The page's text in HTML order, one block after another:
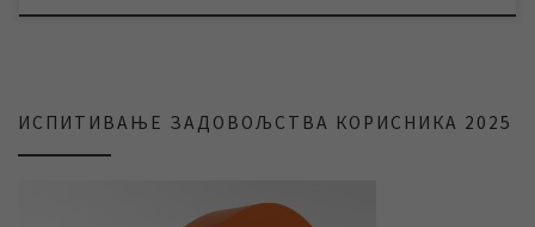
ИСПИТИВАЊЕ ЗАДОВОЉСТВА КОРИСНИКА 2025